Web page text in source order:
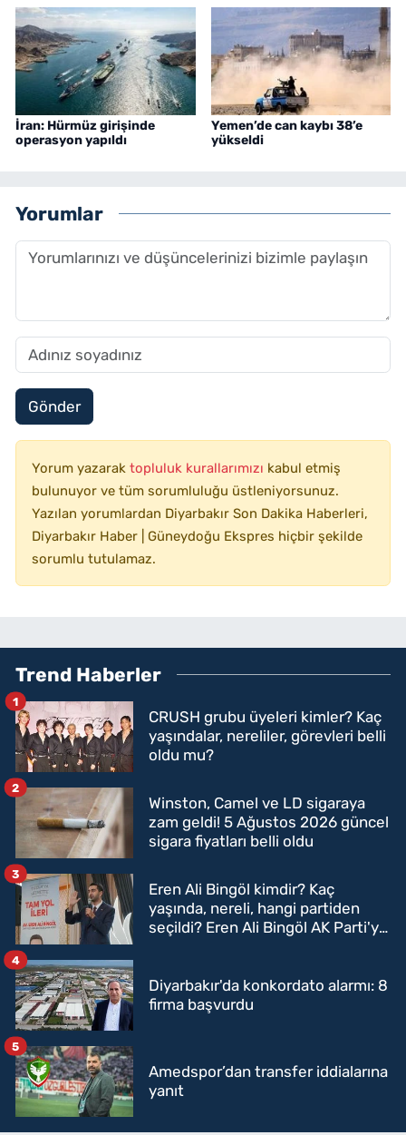
İran: Hürmüz girişinde
operasyon yapıldı
Yemen’de can kaybı 38’e
yükseldi
Yorumlar
Gönder
Yorum yazarak topluluk kurallarımızı kabul etmiş
bulunuyor ve tüm sorumluluğu üstleniyorsunuz.
Yazılan yorumlardan Diyarbakır Son Dakika Haberleri,
Diyarbakır Haber | Güneydoğu Ekspres hiçbir şekilde
sorumlu tutulamaz.
Trend Haberler
CRUSH grubu üyeleri kimler? Kaç
yaşındalar, nereliler, görevleri belli
oldu mu?
1
Winston, Camel ve LD sigaraya
zam geldi! 5 Ağustos 2026 güncel
sigara fiyatları belli oldu
2
Eren Ali Bingöl kimdir? Kaç
yaşında, nereli, hangi partiden
seçildi? Eren Ali Bingöl AK Parti'ye
3
Diyarbakır'da konkordato alarmı: 8
firma başvurdu
4
Amedspor’dan transfer iddialarına
yanıt
5